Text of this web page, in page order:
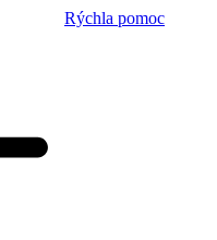
Rýchla pomoc